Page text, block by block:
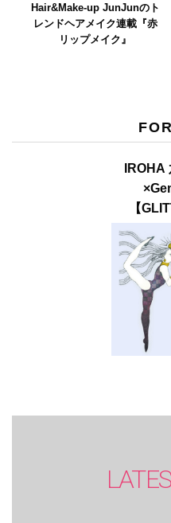
Hair&Make-up JunJunのト
レンドヘアメイク連載『赤
リップメイク』
IROHA
【